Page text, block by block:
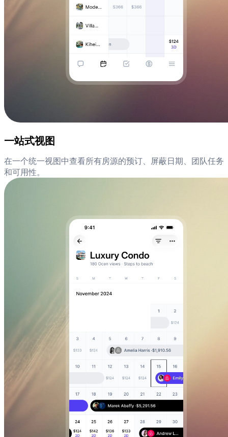
一站式视图
在一个统一视图中查看所有房源的预订、屏蔽日期、团队任务
和可用性。